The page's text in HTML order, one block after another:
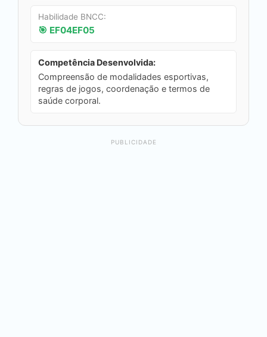
Habilidade BNCC:
🎯 EF04EF05
Competência Desenvolvida:
Compreensão de modalidades esportivas,
regras de jogos, coordenação e termos de
saúde corporal.
PUBLICIDADE